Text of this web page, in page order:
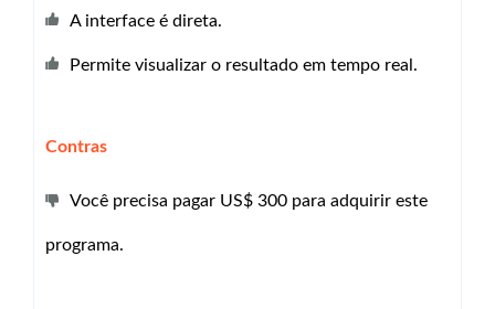
A interface é direta.
Permite visualizar o resultado em tempo real.
Contras
Você precisa pagar US$ 300 para adquirir este
programa.